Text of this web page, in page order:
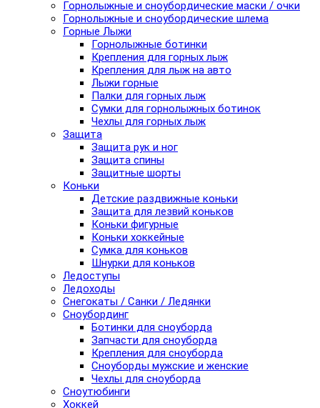
Горнолыжные и сноубордические маски / очки
Горнолыжные и сноубордические шлема
Горные Лыжи
Горнолыжные ботинки
Крепления для горных лыж
Крепления для лыж на авто
Лыжи горные
Палки для горных лыж
Сумки для горнолыжных ботинок
Чехлы для горных лыж
Защита
Защита рук и ног
Защита спины
Защитные шорты
Коньки
Детские раздвижные коньки
Защита для лезвий коньков
Коньки фигурные
Коньки хоккейные
Сумка для коньков
Шнурки для коньков
Ледоступы
Ледоходы
Снегокаты / Санки / Ледянки
Сноубординг
Ботинки для сноуборда
Запчасти для сноуборда
Крепления для сноуборда
Сноуборды мужские и женские
Чехлы для сноуборда
Сноутюбинги
Хоккей